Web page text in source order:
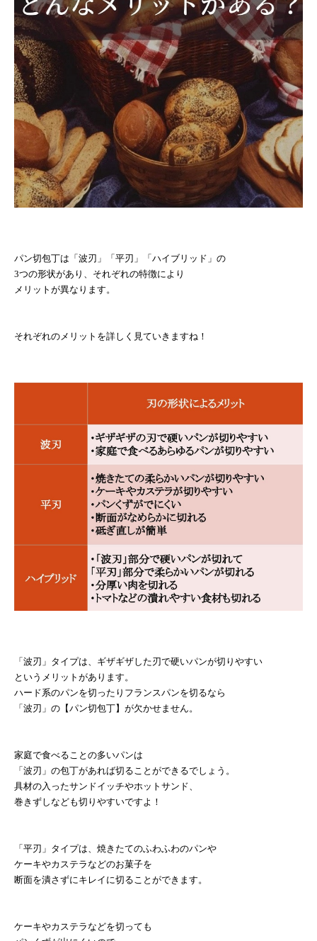
パン切包丁は「波刃」「平刃」「ハイブリッド」の
3つの形状があり、それぞれの特徴により
メリットが異なります。
それぞれのメリットを詳しく見ていきますね！
「波刃」タイプは、ギザギザした刃で硬いパンが切りやすい
というメリットがあります。
ハード系のパンを切ったりフランスパンを切るなら
「波刃」の【パン切包丁】が欠かせません。
家庭で食べることの多いパンは
「波刃」の包丁があれば切ることができるでしょう。
具材の入ったサンドイッチやホットサンド、
巻きずしなども切りやすいですよ！
「平刃」タイプは、焼きたてのふわふわのパンや
ケーキやカステラなどのお菓子を
断面を潰さずにキレイに切ることができます。
ケーキやカステラなどを切っても